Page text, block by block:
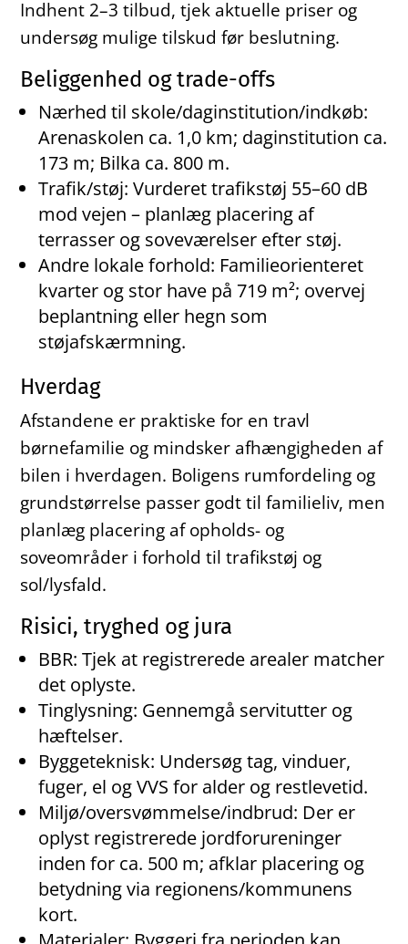
Indhent 2–3 tilbud, tjek aktuelle priser og
undersøg mulige tilskud før beslutning.
Beliggenhed og trade-offs
Nærhed til skole/daginstitution/indkøb:
Arenaskolen ca. 1,0 km; daginstitution ca.
173 m; Bilka ca. 800 m.
Trafik/støj: Vurderet trafikstøj 55–60 dB
mod vejen – planlæg placering af
terrasser og soveværelser efter støj.
Andre lokale forhold: Familieorienteret
kvarter og stor have på 719 m²; overvej
beplantning eller hegn som
støjafskærmning.
Hverdag
Afstandene er praktiske for en travl
børnefamilie og mindsker afhængigheden af
bilen i hverdagen. Boligens rumfordeling og
grundstørrelse passer godt til familieliv, men
planlæg placering af opholds- og
soveområder i forhold til trafikstøj og
sol/lysfald.
Risici, tryghed og jura
BBR: Tjek at registrerede arealer matcher
det oplyste.
Tinglysning: Gennemgå servitutter og
hæftelser.
Byggeteknisk: Undersøg tag, vinduer,
fuger, el og VVS for alder og restlevetid.
Miljø/oversvømmelse/indbrud: Der er
oplyst registrerede jordforureninger
inden for ca. 500 m; afklar placering og
betydning via regionens/kommunens
kort.